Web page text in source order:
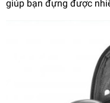
giúp bạn đựng được